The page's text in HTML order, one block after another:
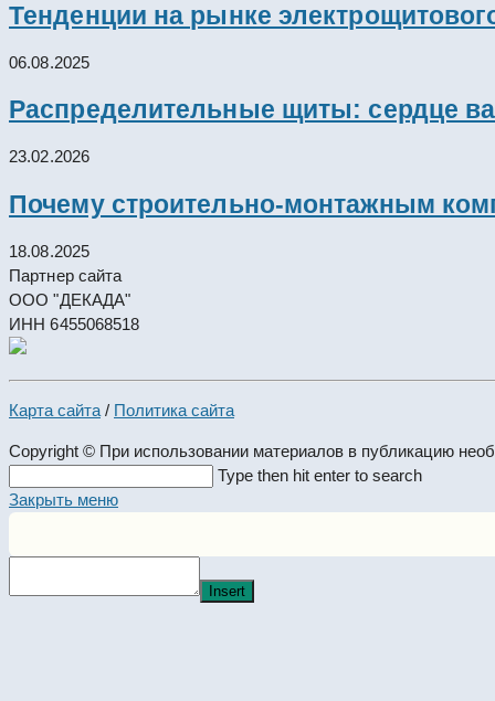
Тенденции на рынке
06.08.2025
Распределительные щиты: сердце
23.02.2026
Почему строительно-монтажным
18.08.2025
Партнер сайта
ООО "ДЕКАДА"
ИНН 6455068518
Карта сайта / Политика сайта
Copyright © При использовании материалов в публикацию
this
Type then hit enter to search
Закрыть меню
Insert